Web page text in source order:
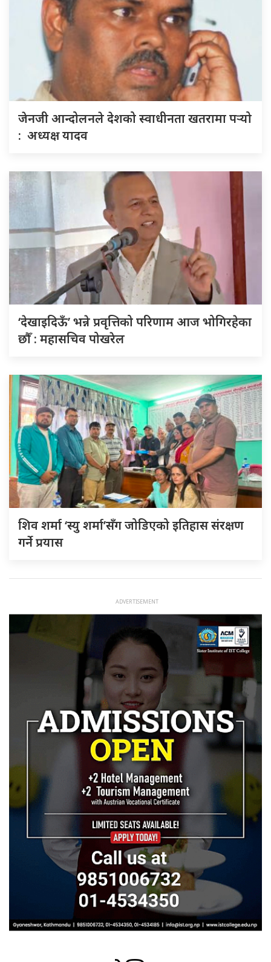
जेनजी आन्दोलनले देशको स्वाधीनता खतरामा पर्‍यो
: अध्यक्ष यादव
‘देखाइदिऊँ’ भन्ने प्रवृत्तिको परिणाम आज भोगिरहेका
छौँ : महासचिव पोखरेल
शिव शर्मा ‘स्यु शर्मा’सँग जोडिएको इतिहास संरक्षण
गर्ने प्रयास